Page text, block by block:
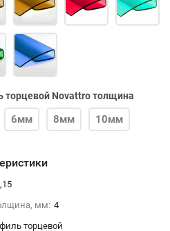
торцевой Novattro толщина
6мм 8мм 10мм
мм: 4
торцевой